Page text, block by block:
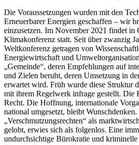
Die Voraussetzungen wurden mit den
Erneuerbarer Energien geschaffen – wir
einzusetzen. Im November 2021 findet in
Klimakonferenz statt. Seit über zwanzig
Weltkonferenz getragen von
Energiewirtschaft und
„Gemeinde“, deren Empfehlungen auf
und Zielen beruht, deren Umsetzung in
erwartet wird. Früh wurde diese Struktur
mit ihrem Regelwerk infrage gestellt. Die
Recht. Die Hoffnung, internationale
national umgesetzt, bleibt
„Verschmutzungsrechten“ als
gelobt, erwies sich als folgenlos. Eine
undurchsichtige Bürokratie und kriminelle